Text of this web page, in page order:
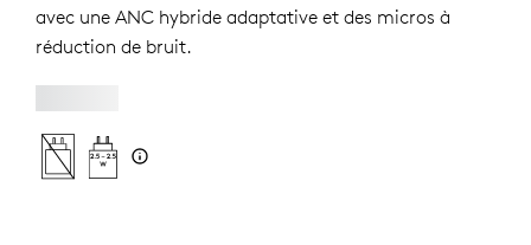
avec une ANC hybride adaptative et des micros à
réduction de bruit.